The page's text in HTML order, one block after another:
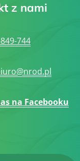
z nami
744
na Facebooku